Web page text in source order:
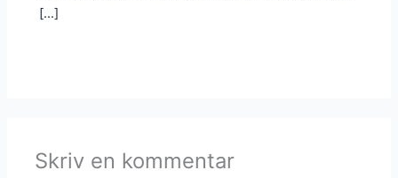
[…]
Skriv en kommentar